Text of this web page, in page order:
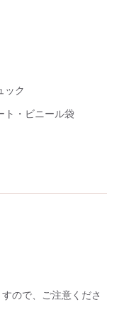
ック
ト・ビニール袋
ので、ご注意くださ